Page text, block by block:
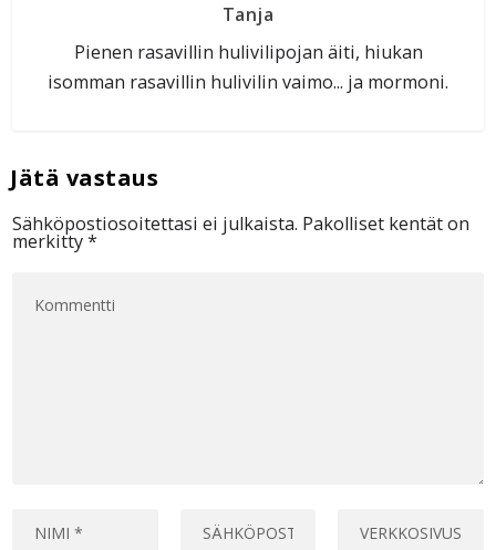
Tanja
Pienen rasavillin hulivilipojan äiti, hiukan
isomman rasavillin hulivilin vaimo... ja mormoni.
Sähköpostiosoitettasi ei julkaista. Pakolliset kentät on
merkitty*